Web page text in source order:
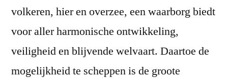
volkeren, hier en overzee, een waarborg biedt
voor aller harmonische ontwikkeling,
veiligheid en blijvende welvaart. Daartoe de
mogelijkheid te scheppen is de groote